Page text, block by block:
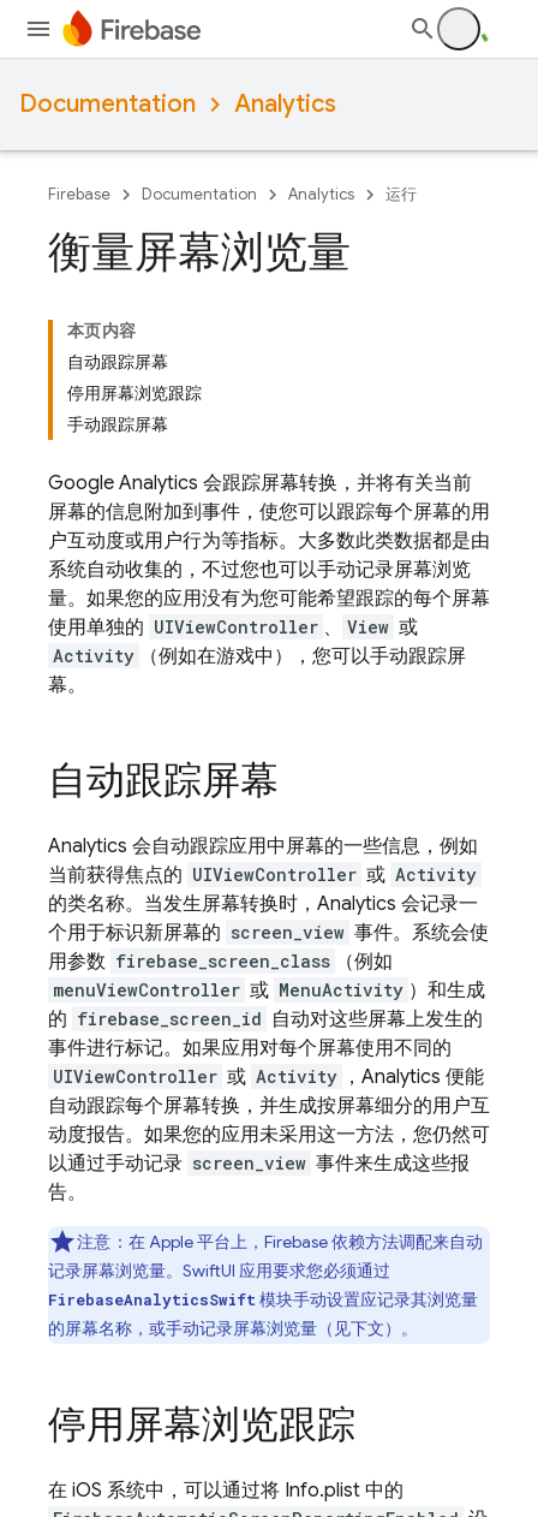
Documentation Analytics
Firebase Documentation Analytics 运行
衡量屏幕浏览量
本页内容
自动跟踪屏幕
停用屏幕浏览跟踪
手动跟踪屏幕
Google Analytics 会跟踪屏幕转换，并将有关当前
屏幕的信息附加到事件，使您可以跟踪每个屏幕的用
户互动度或用户行为等指标。大多数此类数据都是由
系统自动收集的，不过您也可以手动记录屏幕浏览
量。如果您的应用没有为您可能希望跟踪的每个屏幕
使用单独的 UIViewController 、 View 或
Activity
（例如在游戏中），您可以手动跟踪屏
幕。
自动跟踪屏幕
Analytics 会自动跟踪应用中屏幕的一些信息，例如
当前获得焦点的 UIViewController 或 Activity
的类名称。当发生屏幕转换时， Analytics 会记录一
个用于标识新屏幕的 screen_view 事件。系统会使
用参数 firebase_screen_class （例如
menuViewController 或 MenuActivity ）和生成
的 firebase_screen_id 自动对这些屏幕上发生的
事件进行标记。如果应用对每个屏幕使用不同的
UIViewController 或 Activity ， Analytics 便能
自动跟踪每个屏幕转换，并生成按屏幕细分的用户互
动度报告。如果您的应用未采用这一方法，您仍然可
以通过手动记录 screen_view 事件来生成这些报
告。
注意 ：在 Apple 平台上，Firebase 依赖方法调配来自动
记录屏幕浏览量。SwiftUI 应用要求您必须通过
FirebaseAnalyticsSwift 模块手动设置应记录其浏览量
的屏幕名称，或手动记录屏幕浏览量（见下文）。
停用屏幕浏览跟踪
在 iOS 系统中，可以通过将 Info.plist 中的